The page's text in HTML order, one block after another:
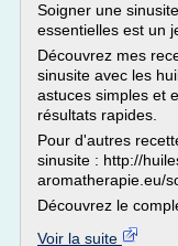
Soigner une
essentielles est un
Découvrez mes
sinusite avec les
astuces simples et
résultats rapides.
Pour d'autres
sinusite : http://
aromatherapie.eu/
Découvrez le
Voir la suite